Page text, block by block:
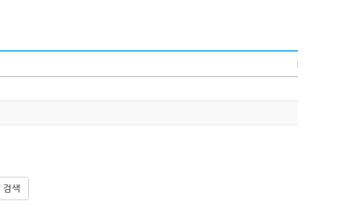
검색